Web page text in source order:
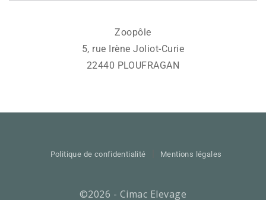
Zoopôle
5, rue Irène Joliot-Curie
22440 PLOUFRAGAN
©2026 - Cimac Elevage
Politique de confidentialité Mentions légales